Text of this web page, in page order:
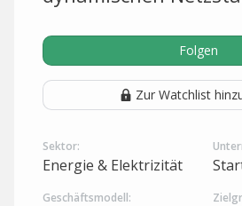
Folgen
Zur Watchlist
Sektor:
Energie & Elektrizität
Geschäftsmodell: